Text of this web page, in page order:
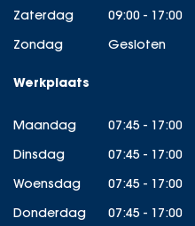
Zaterdag
09:00 - 17:00
Zondag
Gesloten
Werkplaats
Maandag
07:45 - 17:00
Dinsdag
07:45 - 17:00
Woensdag
07:45 - 17:00
Donderdag
07:45 - 17:00